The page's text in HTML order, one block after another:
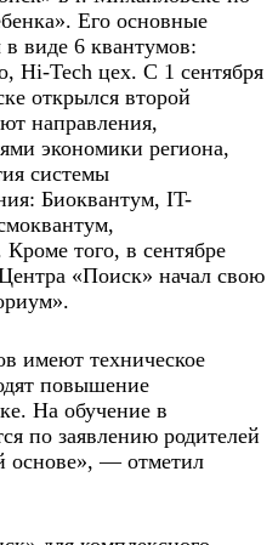
Его основные
виде 6 квантумов:
Hi-Tech цех. С 1 сентября
открылся второй
направления,
экономики региона,
системы
Биоквантум, IT-
того, в сентябре
«Поиск» начал свою
имеют техническое
повышение
На обучение в
по заявлению родителей
основе», — отметил